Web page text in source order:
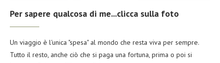
Per sapere qualcosa di me...clicca sulla foto
Un viaggio è l'unica "spesa" al mondo che resta viva per sempre.
Tutto il resto, anche ciò che si paga una fortuna, prima o poi si